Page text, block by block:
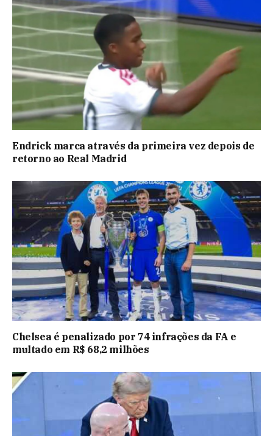
Endrick marca através da primeira vez depois de
retorno ao Real Madrid
Chelsea é penalizado por 74 infrações da FA e
multado em R$ 68,2 milhões